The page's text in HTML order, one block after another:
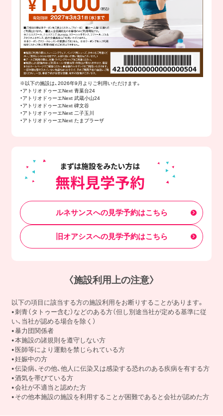
※以下の施設は、2026年9月よりご利用いただけます。
・アトリオドゥーエNext 青葉台24
・アトリオドゥーエNext 武蔵小山24
・アトリオドゥーエNext 碑文谷
・アトリオドゥーエNext 二子玉川
・アトリオドゥーエNext たまプラーザ
ルネサンスへの見学予約はこちら
旧オアシスへの見学予約はこちら
〈施設利用上の注意〉
以下の項目に該当する方の施設利用をお断りすることがあります。
刺青（タトゥー含む）などのある方（但し別途当社が定める基準に従
い、当社が認める場合を除く）
暴力団関係者
本施設の諸規則を遵守しない方
医師等により運動を禁じられている方
妊娠中の方
伝染病、その他、他人に伝染又は感染する恐れのある疾病を有する方
酒気を帯びている方
会社が不適当と認めた方
その他本施設の施設を利用することが困難であると会社が認めた方